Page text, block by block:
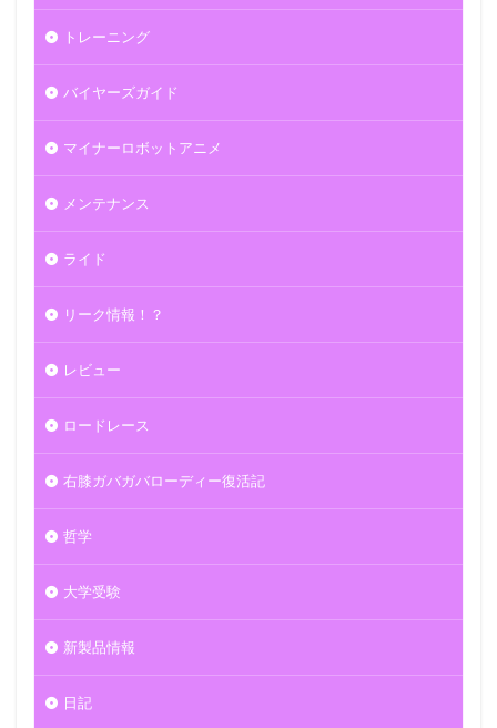
トレーニング
バイヤーズガイド
マイナーロボットアニメ
メンテナンス
ライド
リーク情報！？
レビュー
ロードレース
右膝ガバガバローディー復活記
哲学
大学受験
新製品情報
日記